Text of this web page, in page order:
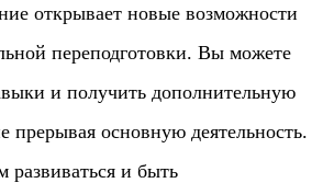
открывает новые возможности
переподготовки. Вы можете
и получить дополнительную
прерывая основную деятельность.
развиваться и быть